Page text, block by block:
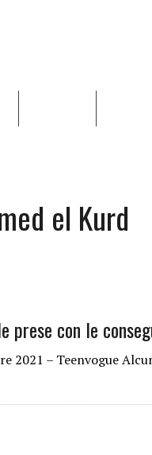
el Kurd
prese con le
2021 – Teenvogue